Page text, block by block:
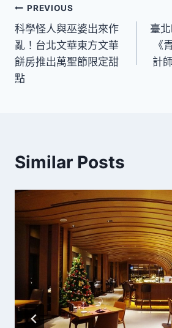
文
章
導
覽
PREVIOUS
科學怪人與巫婆出來作
亂！台北文華東方文華
餅房推出萬聖節限定甜
點
臺
《
計
Similar Posts